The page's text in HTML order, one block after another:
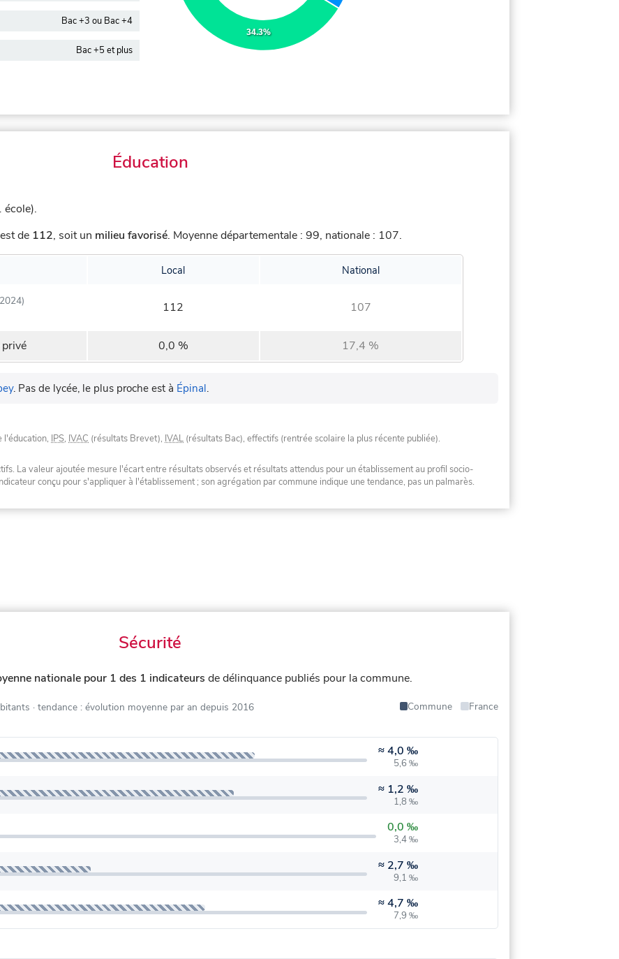
Bac +3 ou Bac +4
Bac +5 et plus
34.3%
Éducation
école).
de 112, soit un milieu favorisé. Moyenne départementale : 99, nationale : 107.
Local National
112 107
0,0 % 17,4 %
. Pas de lycée, le plus proche est à Épinal.
l'éducation, IPS, IVAC (résultats Brevet), IVAL (résultats Bac), effectifs (rentrée scolaire la plus récente publiée).
La valeur ajoutée mesure l'écart entre résultats observés et résultats attendus pour un établissement au profil socio-
conçu pour s'appliquer à l'établissement ; son agrégation par commune indique une tendance, pas un palmarès.
Sécurité
nationale pour 1 des 1 indicateurs de délinquance publiés pour la commune.
· tendance : évolution moyenne par an depuis 2016 Commune
France
≈4,0 ‰
5,6 ‰
≈ 1,2 ‰
1,8 ‰
0,0 ‰
3,4 ‰
≈ 2,7 ‰
9,1 ‰
≈4,7 ‰
7,9 ‰